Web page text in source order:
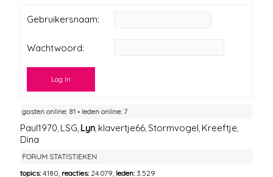
Gebruikersnaam:
Wachtwoord:
Log In
gasten online: 81 ▪︎ leden online: 7
Paul1970, LSG, Lyn, klavertje66, Stormvogel, Kreeftje,
Dina
FORUM STATISTIEKEN
topics:4.180, reacties: 24.079, leden: 3.529